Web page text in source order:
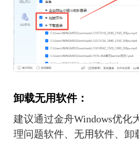
卸载无用软件：
建议通过金舟Windows优化
理问题软件、无用软件、卸